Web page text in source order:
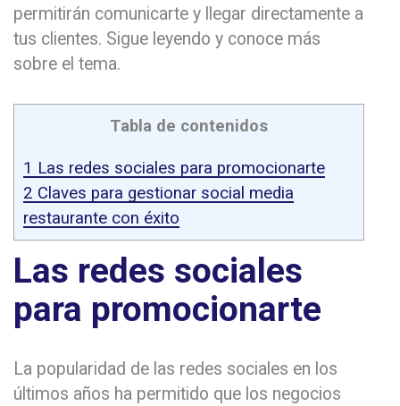
permitirán comunicarte y llegar directamente a
tus clientes. Sigue leyendo y conoce más
sobre el tema.
Tabla de contenidos
1 Las redes sociales para promocionarte
2 Claves para gestionar social media
restaurante con éxito
Las redes sociales
para promocionarte
La popularidad de las redes sociales en los
últimos años ha permitido que los negocios